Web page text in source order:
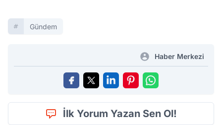
Gündem
Haber Merkezi
İlk Yorum Yazan Sen Ol!